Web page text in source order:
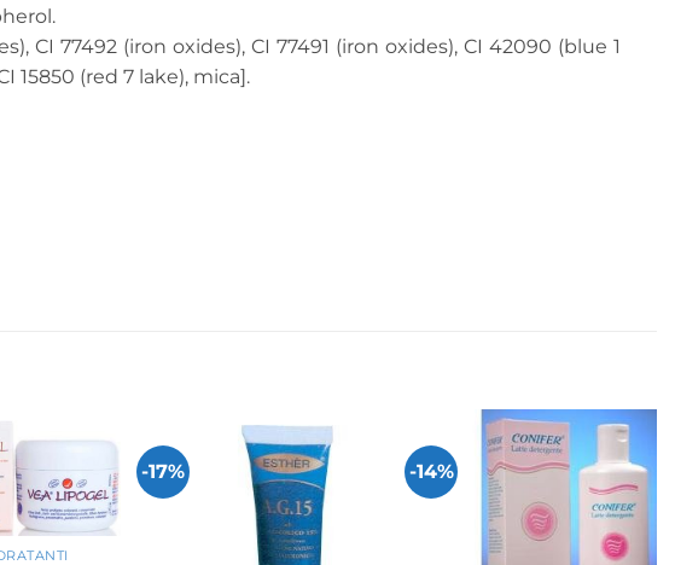
CI 77492 (iron oxides), CI 77491 (iron oxides), CI 42090 (blue 1
15850 (red 7 lake), mica].
-17% -14%